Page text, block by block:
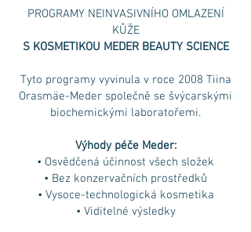
PROGRAMY NEINVASIVNÍHO OMLAZENÍ
KŮŽE
S KOSMETIKOU MEDER BEAUTY SCIENCE
Tyto programy vyvinula v roce 2008 Tiina
Orasmäe-Meder společně se švýcarskými
biochemickými laboratořemi.
Výhody péče Meder:
• Osvědčená účinnost všech složek
• Bez konzervačních prostředků
• Vysoce-technologická kosmetika
• Viditelné výsledky